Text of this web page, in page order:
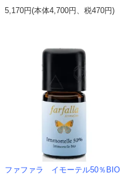
5,170円(本体4,700円、税470円)
ファファラ イモーテル50％BIO